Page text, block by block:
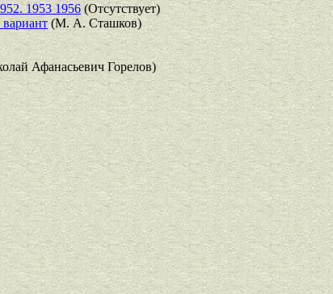
1953 1956 (Отсутствует)
(М. А. Сташков)
Афанасьевич Горелов)